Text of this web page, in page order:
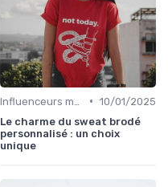
• 10/01/2025
Le charme du sweat brodé
personnalisé : un choix
unique